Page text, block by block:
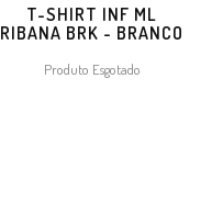
T-SHIRT INF ML
RIBANA BRK - BRANCO
Produto Esgotado